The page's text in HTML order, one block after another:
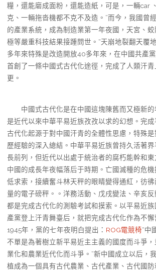
糧，還能磨成面粉，還能造紙，可是，一輛car
克、一輛拖沓機都不克不及造。”而今，我國曾
的產業系統，成為制造業第一年夜國，天宮、
極等嚴重科技結果接踵問世。“天崩地裂翻天覆
多年來特殊是改造開放40多年來，在中國共產
首創了一條中國式古代化途徑，完成了人類汗
更。
中國式古代化是在中國這塊陳舊而又極新的
是近代以來中華平易近族孜孜以求的幻想。完
古代化起源于對中國汗青的全體性思慮，特殊
歷經驗的深入總結。中華平易近族曾持久活著
長前列，但近代以出處于統治者的腐朽能幹和東
中國的成長年夜幅落后于時期。亡國滅種的危
低求索，接續奮斗林天秤的眼睛變得通紅，彷彿
量的電子磅秤。。洋務活動、戊戌變法、辛亥
都是完成古代化的測驗考試和摸索。以平易近
產黨登上汗青舞臺后，就把完成古代化作為不懈
1945年，黨的七年夜明白提出： ROG電競椅“中
不單是為著樹立新平易近主主義的國度而斗爭
業化和農業近代化而斗爭。”新中國成立以后，
植成為一個具有古代農業、古代產業、古代國